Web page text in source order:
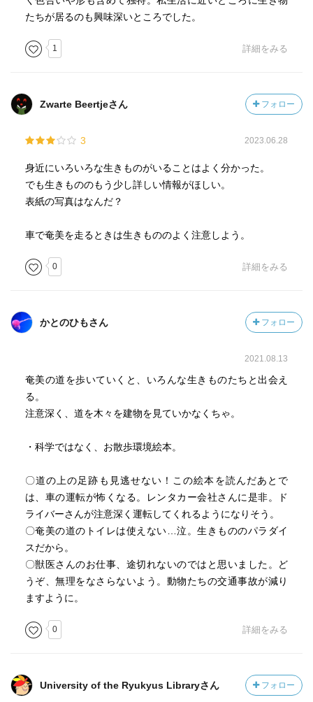
たちが居るのも興味深いところでした。
1 詳細をみる
Zwarte Beertjeさん フォロー
3 2023.06.28
身近にいろいろな生きものがいることはよく分かった。
でも生きもののもう少し詳しい情報がほしい。
表紙の写真はなんだ？
車で奄美を走るときは生きもののよく注意しよう。
0 詳細をみる
かとのひもさん フォロー
2021.08.13
奄美の道を歩いていくと、いろんな生きものたちと出会え
る。
注意深く、道を木々を建物を見ていかなくちゃ。
・科学ではなく、お散歩環境絵本。
〇道の上の足跡も見逃せない！この絵本を読んだあとで
は、車の運転が怖くなる。レンタカー会社さんに是非。ド
ライバーさんが注意深く運転してくれるようになりそう。
〇奄美の道のトイレは使えない…泣。生きもののパラダイ
スだから。
〇獣医さんのお仕事、途切れないのではと思いました。ど
うぞ、無理をなさらないよう。動物たちの交通事故が減り
ますように。
0 詳細をみる
University of the Ryukyus Libraryさん フォロー